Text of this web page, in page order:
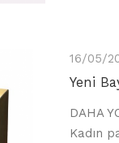
16/05/
Yeni
DAHA
Kadın